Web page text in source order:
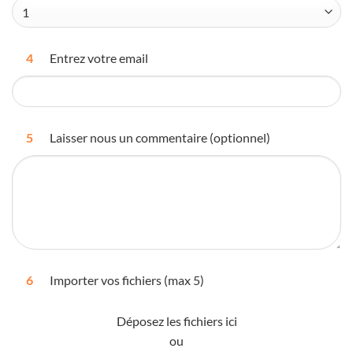
4 Entrez votre email
5 Laisser nous un commentaire (optionnel)
6 Importer vos fichiers (max 5)
Déposez les fichiers ici
ou